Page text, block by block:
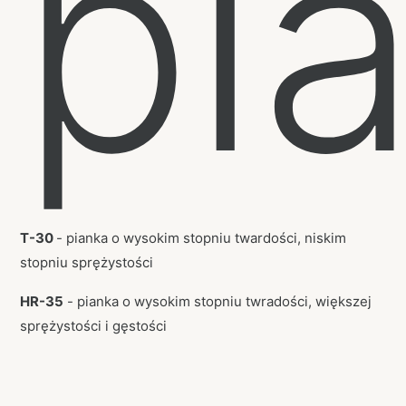
T-30 - pianka o wysokim stopniu twardości, niskim
stopniu sprężystości
HR-35 - pianka o wysokim stopniu twradości, większej
sprężystości i gęstości